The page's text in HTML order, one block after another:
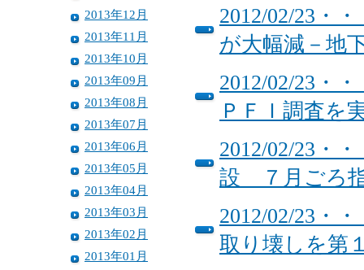
2013年12月
2013年11月
2013年10月
2013年09月
2013年08月
2013年07月
2013年06月
2013年05月
2013年04月
2013年03月
2013年02月
2013年01月
2012/02/23・
が大幅減－
2012/02/23・
ＰＦＩ調査
2012/02/23・
設 ７月ごろ
2012/02/23・
取り壊しを第